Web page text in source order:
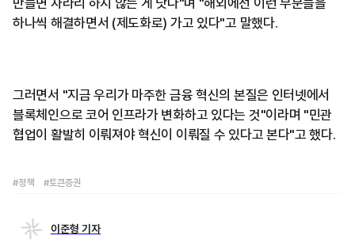
만들면 차라리 하지 않는 게 낫다"며 "해외에선 이런 부분들을
하나씩 해결하면서 (제도화로) 가고 있다"고 말했다.
그러면서 "지금 우리가 마주한 금융 혁신의 본질은 인터넷에서
블록체인으로 코어 인프라가 변화하고 있다는 것"이라며 "민관
협업이 활발히 이뤄져야 혁신이 이뤄질 수 있다고 본다"고 했다.
#정책 #토큰증권
이준형 기자